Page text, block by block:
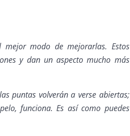
mejor modo de mejorarlas. Estos
y dan un aspecto mucho más
puntas volverán a verse abiertas;
funciona. Es así como puedes